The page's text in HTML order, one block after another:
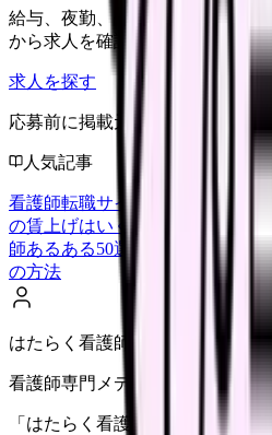
給与、夜勤、休み、ブランクな
から求人を確認できます。
求人を探す
応募前に掲載元の最新情報を確
人気記事
看護師転職サイトランキング
の賃上げはいくら？2026年度の
師あるある50選【共感必至】
看
の方法
はたらく看護師さん編集部
看護師専門メディア
「はたらく看護師さん」編集部